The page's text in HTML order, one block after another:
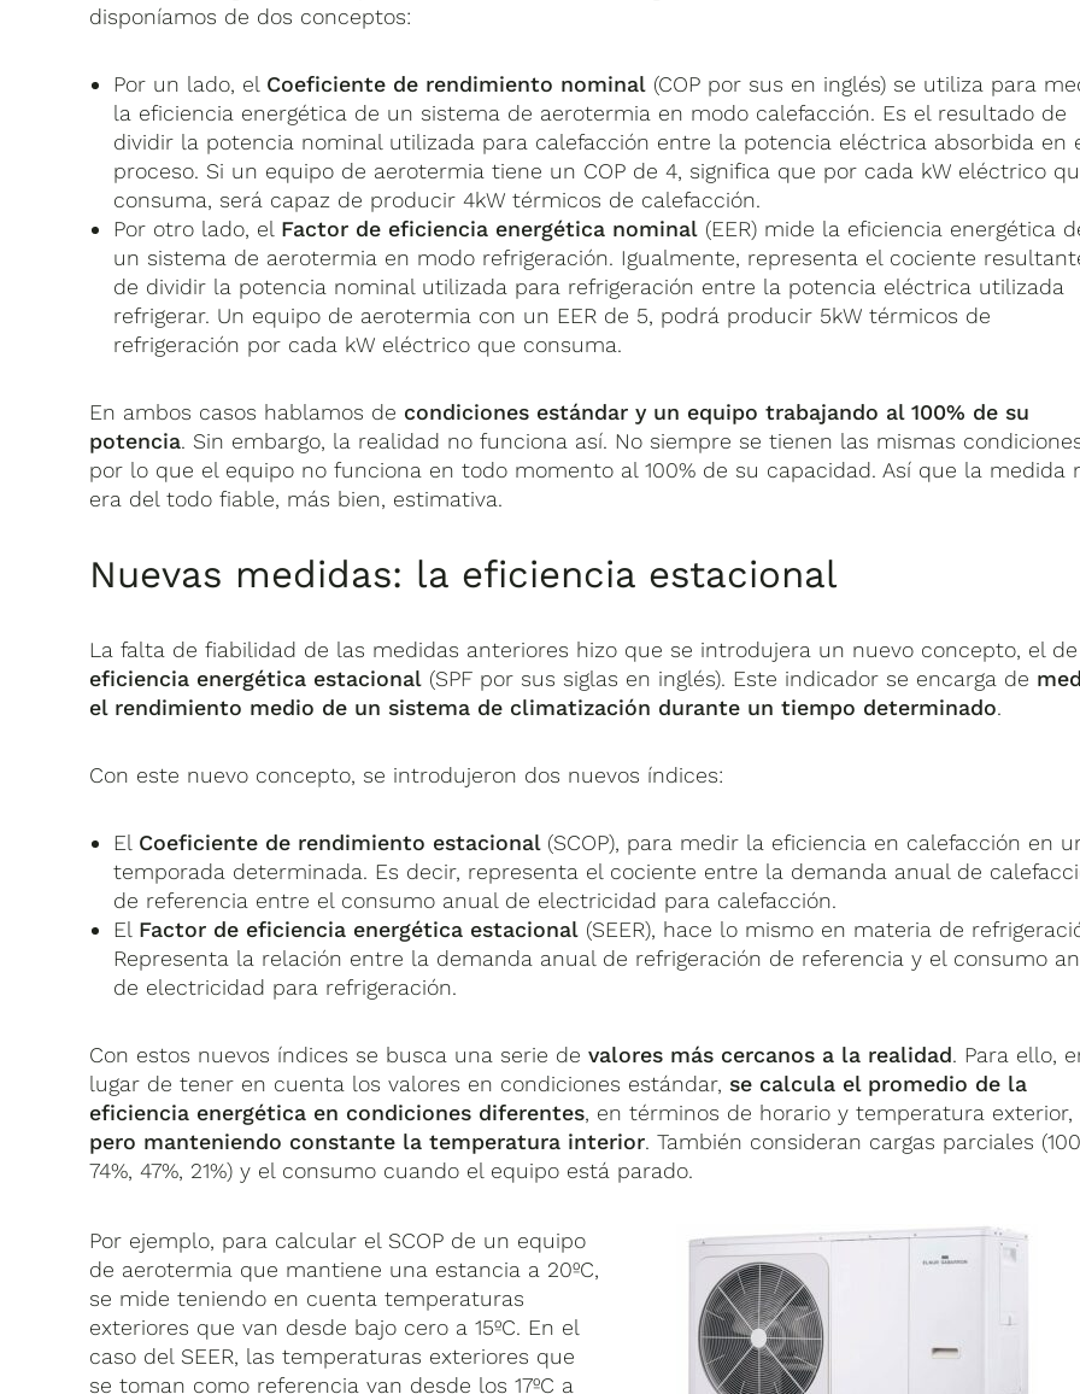
disponíamos de dos conceptos:
Por un lado, el Coeficiente de rendimiento nominal (COP por sus en inglés) se utiliza para
la eficiencia energética de un sistema de aerotermia en modo calefacción. Es el resultado de
dividir la potencia nominal utilizada para calefacción entre la potencia eléctrica absorbida en
proceso. Si un equipo de aerotermia tiene un COP de 4, significa que por cada kW eléctrico
consuma, será capaz de producir 4kW térmicos de calefacción.
Por otro lado, el Factor de eficiencia energética nominal (EER) mide la eficiencia energética
un sistema de aerotermia en modo refrigeración. Igualmente, representa el cociente
de dividir la potencia nominal utilizada para refrigeración entre la potencia eléctrica utilizada
refrigerar. Un equipo de aerotermia con un EER de 5, podrá producir 5kW térmicos de
refrigeración por cada kW eléctrico que consuma.
En ambos casos hablamos de condiciones estándar y un equipo trabajando al 100% de su
potencia. Sin embargo, la realidad no funciona así. No siempre se tienen las mismas
por lo que el equipo no funciona en todo momento al 100% de su capacidad. Así que la medida
era del todo fiable, más bien, estimativa.
Nuevas medidas: la eficiencia estacional
La falta de fiabilidad de las medidas anteriores hizo que se introdujera un nuevo concepto, el de
eficiencia energética estacional (SPF por sus siglas en inglés). Este indicador se encarga de
el rendimiento medio de un sistema de climatización durante un tiempo determinado.
Con este nuevo concepto, se introdujeron dos nuevos índices:
El Coeficiente de rendimiento estacional (SCOP), para medir la eficiencia en calefacción en
temporada determinada. Es decir, representa el cociente entre la demanda anual de
de referencia entre el consumo anual de electricidad para calefacción.
El Factor de eficiencia energética estacional (SEER), hace lo mismo en materia de
Representa la relación entre la demanda anual de refrigeración de referencia y el consumo
de electricidad para refrigeración.
Con estos nuevos índices se busca una serie devalores más cercanos a la realidad. Para ello,
lugar de tener en cuenta los valores en condiciones estándar,se calcula el promedio de la
eficiencia energética en condiciones diferentes, en términos de horario y temperatura exterior,
pero manteniendo constante la temperatura interior. También consideran cargas parciales
74%, 47%, 21%) y el consumo cuando el equipo está parado.
Por ejemplo, para calcular el SCOP de un equipo
de aerotermia que mantiene una estancia a 20ºC,
se mide teniendo en cuenta temperaturas
exteriores que van desde bajo cero a 15ºC. En el
caso del SEER, las temperaturas exteriores que
se toman como referencia van desde los 17ºC a